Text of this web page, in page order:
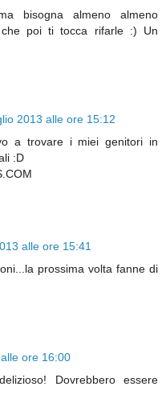
bisogna almeno almeno
poi ti tocca rifarle :) Un
2013 alle ore 15:12
a trovare i miei genitori in
:D
alle ore 15:41
prossima volta fanne di
ore 16:00
Dovrebbero essere